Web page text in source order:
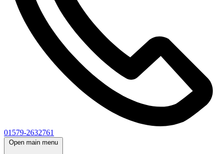
01579-2632761
Open main menu